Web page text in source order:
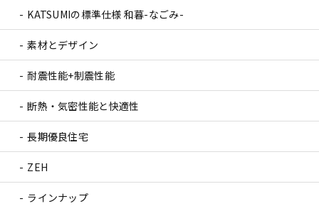
KATSUMIの標準仕様 和暮-なごみ-
素材とデザイン
耐震性能+制震性能
断熱・気密性能と快適性
長期優良住宅
ZEH
ラインナップ